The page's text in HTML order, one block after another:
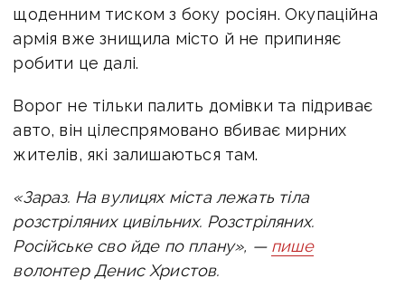
щоденним тиском з боку росіян. Окупаційна
армія вже знищила місто й не припиняє
робити це далі.
Ворог не тільки палить домівки та підриває
авто, він цілеспрямовано вбиває мирних
жителів, які залишаються там.
«Зараз. На вулицях міста лежать тіла
розстріляних цивільних. Розстріляних.
Російське сво йде по плану», — пише
волонтер Денис Христов.